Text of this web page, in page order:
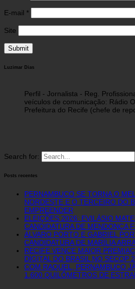
E-mail *
Site
Luzimar Dias
Perfil - Jornalista - Reg.
veículos de comunicação: Rádio
Prefeitura do Recife (chefe de
Search for:
Posts recentes
PERNAMBUCO SE TORNA O
NORDESTE E O TERCEIRO DO
EMPREENDER
ELEIÇÕES 2026: EVILÁSIO
CANDIDATURA DE MENDONÇA
ÁLVARO PORTO E GABRIEL
CANDIDATURA DE MARÍLIA
RECIFE VENCE MAIOR
DIGITAL DO BRASIL NO SECOP
COM RAQUEL, PERNAMBUCO
1.600 QUILÔMETROS DE